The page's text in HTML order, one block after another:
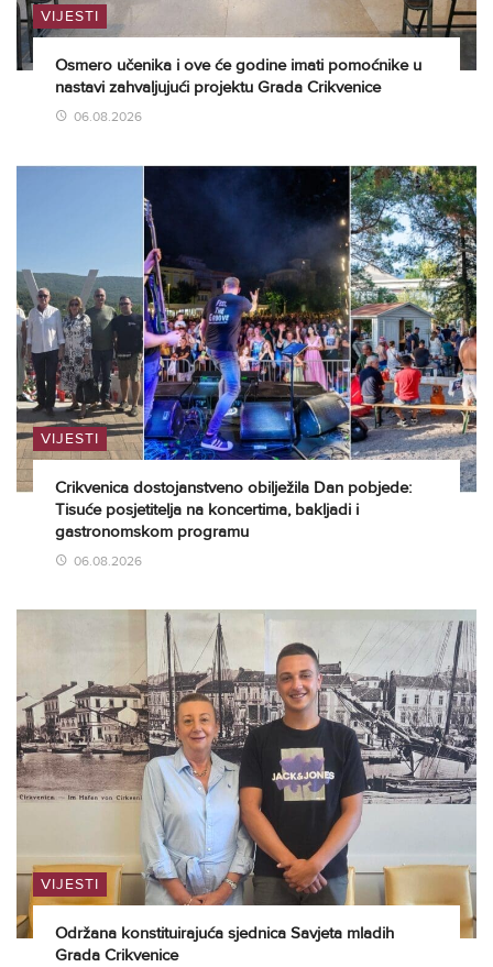
VIJESTI
Osmero učenika i ove će godine imati pomoćnike u
nastavi zahvaljujući projektu Grada Crikvenice
06.08.2026
VIJESTI
Crikvenica dostojanstveno obilježila Dan pobjede:
Tisuće posjetitelja na koncertima, bakljadi i
gastronomskom programu
06.08.2026
VIJESTI
Održana konstituirajuća sjednica Savjeta mladih
Grada Crikvenice